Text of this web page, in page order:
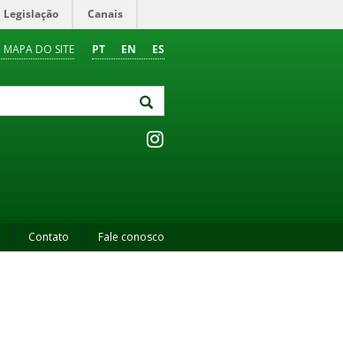
Legislação Canais
PT EN ES
MAPA DO SITE
Contato Fale conosco